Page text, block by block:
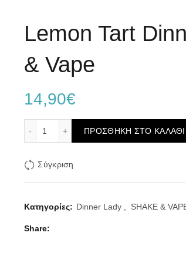
Lemon Tart
& Vape
14,90€
Lemon Tart Dinner Lady Shake &
ΠΡΟΣΘΉΚΗ ΣΤΟ ΚΑΛΆΘΙ
Σύγκριση
Κατηγορίες: Dinner Lady SHAKE &
Share